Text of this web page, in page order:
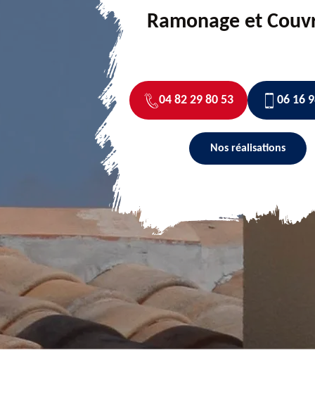
Ramonage et
04 82 29 80 53 06 16
Nos réalisations